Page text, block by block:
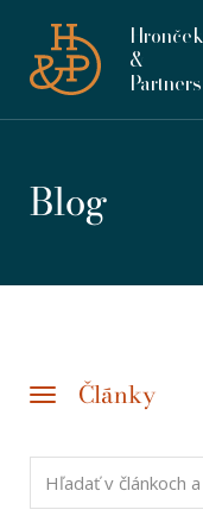
Hronček
&
Partners
Blog
Články